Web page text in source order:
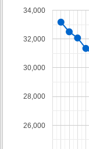
26,000
28,000
30,000
32,000
34,000